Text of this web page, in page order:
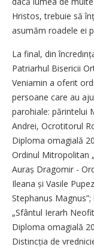
Hristos, trebuie să
asumăm roadele ei
La final, din
Patriarhul Bisericii
Veniamin a oferit
persoane care au
parohiale: părintelui
Andrei, Ocrotitorul
Diploma omagială
Ordinul Mitropolitan
Auraș Dragomir -
Ileana și Vasile
Stephanus
„Sfântul Ierarh
Diploma omagială
Distincția de